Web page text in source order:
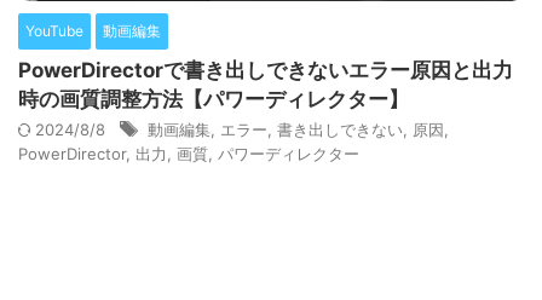
YouTube 動画編集
PowerDirectorで書き出しできないエラー原因と出力
時の画質調整方法【パワーディレクター】
2024/8/8 動画編集, エラー, 書き出しできない, 原因,
PowerDirector, 出力, 画質, パワーディレクター